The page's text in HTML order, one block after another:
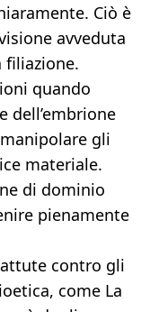
Ciò è
avveduta
filiazione.
quando
dell’embrione
gli
materiale.
di dominio
pienamente
contro gli
come La